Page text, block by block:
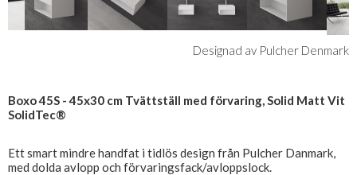
Designad av Pulcher Denmark
Boxo 45S - 45x30 cm Tvättställ med förvaring, Solid Matt Vit
SolidTec®
Ett smart mindre handfat i tidlös design från Pulcher Danmark,
med dolda avlopp och förvaringsfack/avloppslock.